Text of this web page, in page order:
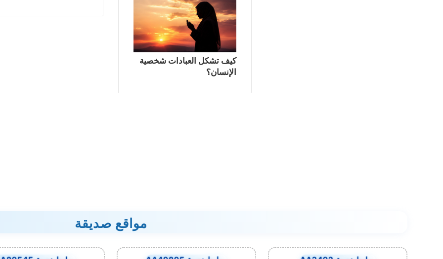
كيف تشكل العبادات شخصية
الإنسان؟
مواقع صديقة